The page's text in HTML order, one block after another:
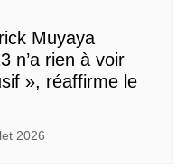
Muyaya
n’a rien à voir
», réaffirme le
2026